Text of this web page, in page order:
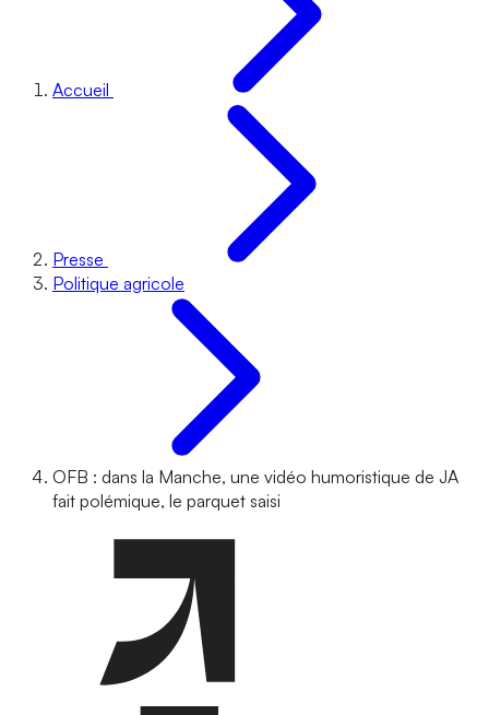
Accueil
Presse
Politique agricole
OFB : dans la Manche, une vidéo humoristique de JA
fait polémique, le parquet saisi